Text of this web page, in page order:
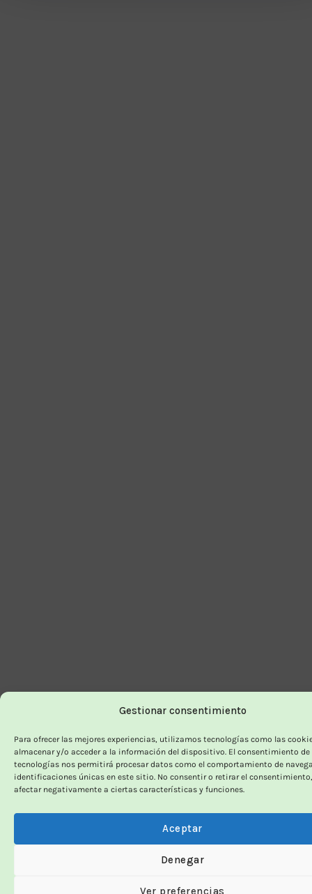
Gestionar consentimiento
Para ofrecer las mejores experiencias, utilizamos tecnologías como las
almacenar y/o acceder a la información del dispositivo. El consentimiento de
tecnologías nos permitirá procesar datos como el comportamiento de
identificaciones únicas en este sitio. No consentir o retirar el
afectar negativamente a ciertas características y funciones.
Aceptar
Denegar